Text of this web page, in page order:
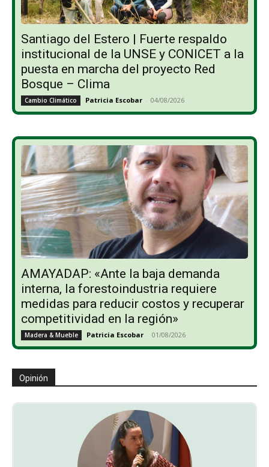
Santiago del Estero | Fuerte respaldo
institucional de la UNSE y CONICET a la
puesta en marcha del proyecto Red
Bosque – Clima
Cambio Climático Patricia Escobar - 04/08/2026
AMAYADAP: «Ante la baja demanda
interna, la forestoindustria requiere
medidas para reducir costos y recuperar
competitividad en la región»
Madera & Mueble Patricia Escobar - 01/08/2026
Opinión